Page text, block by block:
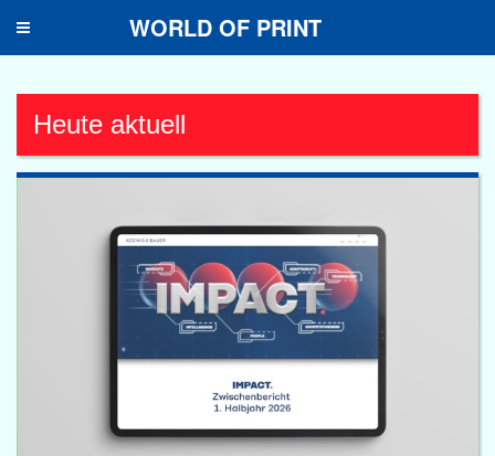
Toggle
WORLD OF PRINT
Heute aktuell